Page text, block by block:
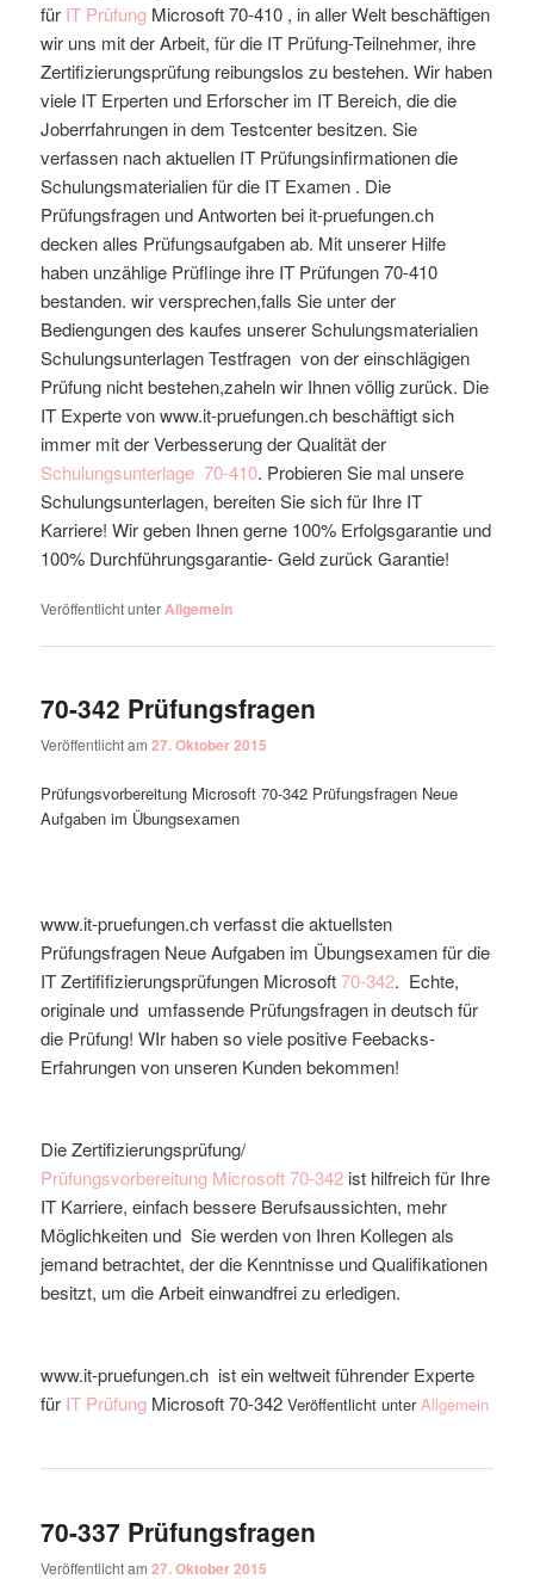
für IT Prüfung Microsoft70-410 , in aller Welt beschäftigen
wir uns mit der Arbeit, für die IT Prüfung-Teilnehmer, ihre
Zertifizierungsprüfung reibungslos zu bestehen. Wir haben
viele IT Erperten und Erforscher im IT Bereich, die die
Joberrfahrungen in dem Testcenter besitzen. Sie
verfassen nach aktuellen IT Prüfungsinfirmationen die
Schulungsmaterialien für die IT Examen . Die
Prüfungsfragen und Antworten bei it-pruefungen.ch
decken alles Prüfungsaufgaben ab. Mit unserer Hilfe
haben unzählige Prüflinge ihre IT Prüfungen 70-410
bestanden. wir versprechen,falls Sie unter der
Bediengungen des kaufes unserer Schulungsmaterialien
Schulungsunterlagen Testfragen von der einschlägigen
Prüfung nicht bestehen,zaheln wir Ihnen völlig zurück. Die
IT Experte von www.it-pruefungen.ch beschäftigt sich
immer mit der Verbesserung der Qualität der
Schulungsunterlage 70-410. Probieren Sie mal unsere
Schulungsunterlagen, bereiten Sie sich für Ihre IT
Karriere! Wir geben Ihnen gerne 100% Erfolgsgarantie und
100% Durchführungsgarantie- Geld zurück Garantie!
Veröffentlicht unterAllgemein
70-342 Prüfungsfragen
Veröffentlicht am27. Oktober 2015
Prüfungsvorbereitung Microsoft 70-342 Prüfungsfragen Neue
Aufgaben im Übungsexamen
www.it-pruefungen.ch verfasst die aktuellsten
Prüfungsfragen Neue Aufgaben im Übungsexamen für die
IT Zertififizierungsprüfungen Microsoft70-342. Echte,
originale und umfassende Prüfungsfragen in deutsch für
die Prüfung! WIr haben so viele positive Feebacks-
Erfahrungen von unseren Kunden bekommen!
Die Zertifizierungsprüfung/
Prüfungsvorbereitung Microsoft70-342 ist hilfreich für Ihre
IT Karriere, einfach bessere Berufsaussichten, mehr
Möglichkeiten und Sie werden von Ihren Kollegen als
jemand betrachtet, der die Kenntnisse und Qualifikationen
besitzt, um die Arbeit einwandfrei zu erledigen.
www.it-pruefungen.ch ist ein weltweit führender Experte
für IT Prüfung Microsoft70-342 Veröffentlicht unter Allgemein
70-337 Prüfungsfragen
Veröffentlicht am27. Oktober 2015